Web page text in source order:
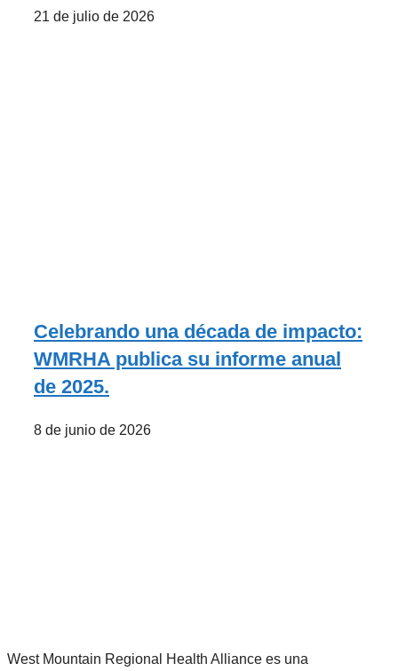
21 de julio de 2026
Celebrando una década de impacto:
WMRHA publica su informe anual
de 2025.
8 de junio de 2026
West Mountain Regional Health Alliance es una